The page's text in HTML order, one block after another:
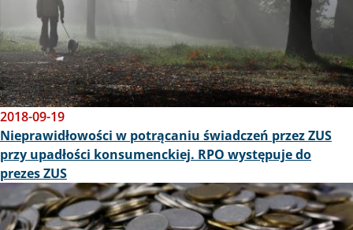
2018-09-19
Nieprawidłowości w potrącaniu świadczeń przez ZUS
przy upadłości konsumenckiej. RPO występuje do
prezes ZUS
Obraz